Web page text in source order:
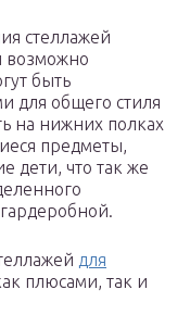
стеллажей
возможно
быть
для общего стиля
на нижних полках
предметы,
дети, что так же
для
плюсами, так и